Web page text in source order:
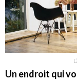
Un endroit qui